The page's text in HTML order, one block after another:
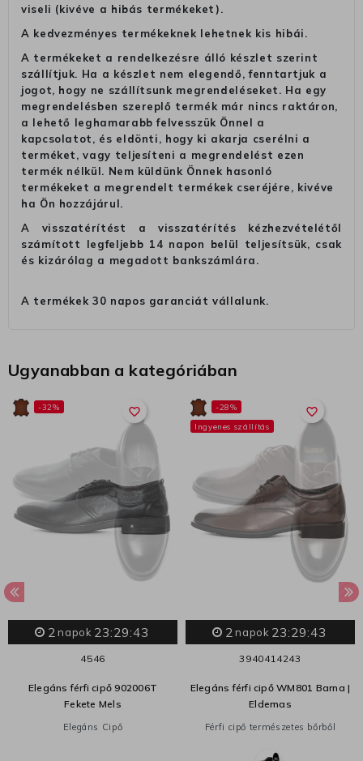
viseli (kivéve a hibás termékeket).
A kedvezményes termékeknek lehetnek kis hibái.
A termékeket a rendelkezésre álló készlet szerint
szállítjuk. Ha a készlet nem elegendő, fenntartjuk a
jogot, hogy ne szállítsunk megrendeléseket. Ha egy
megrendelésben szereplő termék már nincs raktáron,
a lehető leghamarabb felvesszük Önnel a
kapcsolatot, és eldönti, hogy ki akarja cserélni a
terméket, vagy teljesíteni a megrendelést ezen
termék nélkül. Nem küldünk Önnek hasonló
termékeket a megrendelt termékek cseréjére, kivéve
ha Ön hozzájárul.
A visszatérítést a visszatérítés kézhezvételétől
számított legfeljebb 14 napon belül teljesítsük, csak
és kizárólag a megadott bankszámlára.
A termékek 30 napos garanciát vállalunk.
Ugyanabban a kategóriában
favorite_border
-32%
2 napok 23:29:43
4546
Elegáns férfi cipő 902006T
Fekete Mels
Elegáns Cipő
favorite_border
-28%
Ingyenes szállítás
2 napok 23:29:43
3940414243
Elegáns férfi cipő WM801 Barna |
Eldemas
Férfi cipő természetes bőrből